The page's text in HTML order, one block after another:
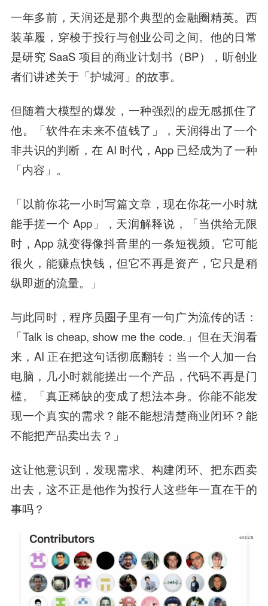
一年多前，天润还是那个典型的金融圈精英。西
装革履，穿梭于投行与创业公司之间。他的日常
是研究 SaaS 项目的商业计划书（BP），听创业
者们讲述关于「护城河」的故事。
但随着大模型的爆发，一种强烈的虚无感抓住了
他。「软件在未来不值钱了」，天润得出了一个
非共识的判断，在 AI 时代，App 已经成为了一种
「内容」。
「以前你花一小时写篇文章，现在你花一小时就
能手搓一个 App」，天润解释说，「当供给无限
时，App 就变得像抖音里的一条短视频。它可能
很火，能赚点快钱，但它不再是资产，它只是稍
纵即逝的流量。」
与此同时，程序员圈子里有一句广为流传的话：
「Talk is cheap, show me the code.」但在天润看
来，AI 正在把这句话彻底翻转：当一个人加一台
电脑，几小时就能搓出一个产品，代码不再是门
槛。「真正稀缺的变成了想法本身。你能不能发
现一个真实的需求？能不能想清楚商业闭环？能
不能把产品卖出去？」
这让他意识到，发现需求、构建闭环、把东西卖
出去，这不正是他作为投行人这些年一直在干的
事吗？